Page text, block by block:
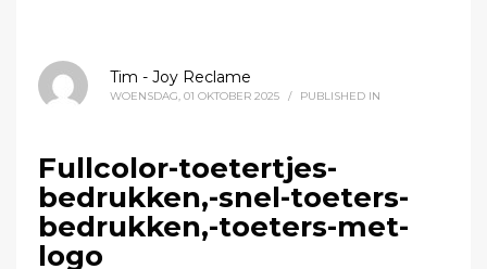
Tim - Joy Reclame
WOENSDAG, 01 OKTOBER 2025 / PUBLISHED IN
Fullcolor-toetertjes-
bedrukken,-snel-toeters-
bedrukken,-toeters-met-
logo